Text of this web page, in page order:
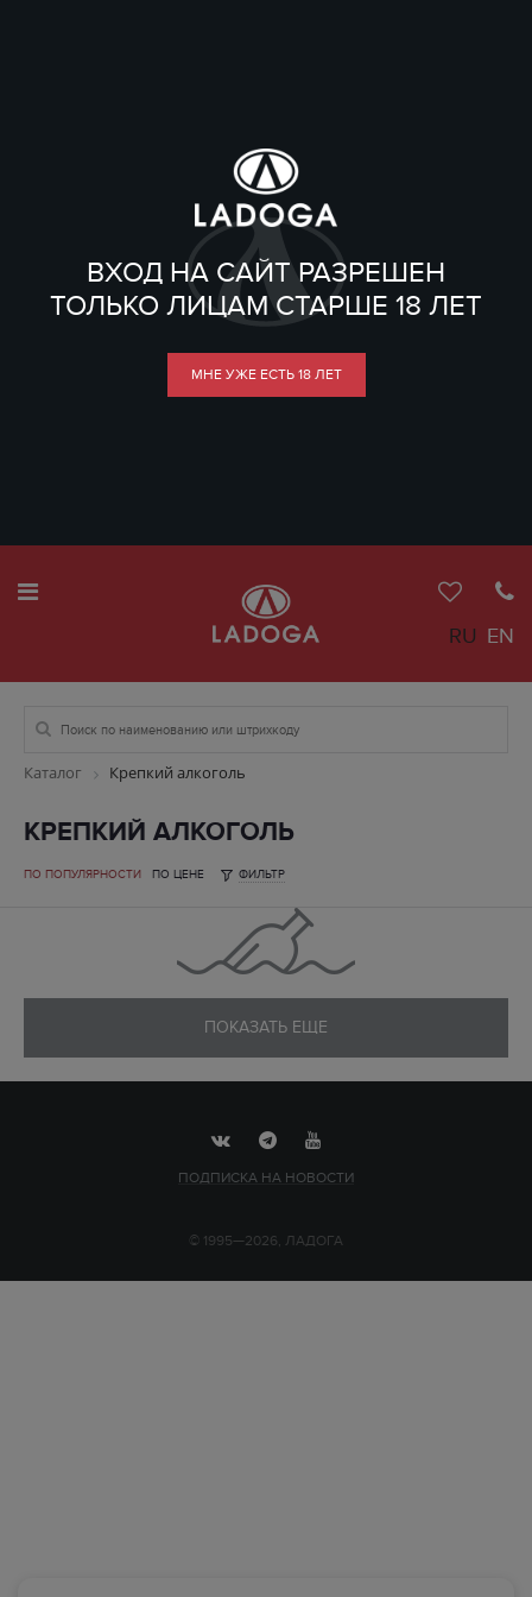
ВХОД НА САЙТ РАЗРЕШЕН
ТОЛЬКО ЛИЦАМ СТАРШЕ 18 ЛЕТ
МНЕ УЖЕ ЕСТЬ 18 ЛЕТ
RU EN
Каталог Крепкий алкоголь
КРЕПКИЙ АЛКОГОЛЬ
ПО ПОПУЛЯРНОСТИ ПО ЦЕНЕ ФИЛЬТР
ПОКАЗАТЬ ЕЩЕ
ПОДПИСКА НА НОВОСТИ
© 1995—2026, ЛАДОГА